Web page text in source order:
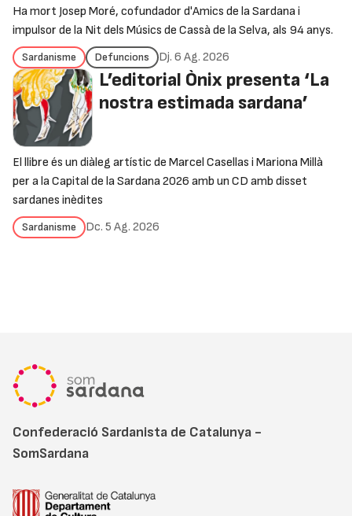
Ha mort Josep Moré, cofundador d'Amics de la Sardana i
impulsor de la Nit dels Músics de Cassà de la Selva, als 94 anys.
Sardanisme Defuncions Dj. 6 Ag. 2026
L’editorial Ònix presenta ‘La
nostra estimada sardana’
El llibre és un diàleg artístic de Marcel Casellas i Mariona Millà
per a la Capital de la Sardana 2026 amb un CD amb disset
sardanes inèdites
Sardanisme Dc. 5 Ag. 2026
Confederació Sardanista de Catalunya -
SomSardana